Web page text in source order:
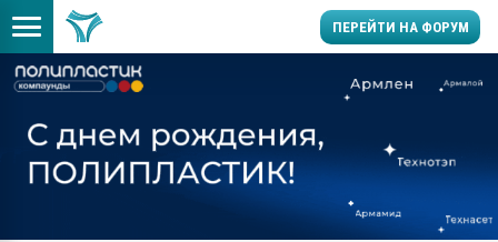
ПЕРЕЙТИ НА ФОРУМ
Вакуум-формовочные
28.07.2026